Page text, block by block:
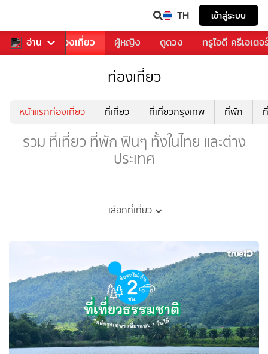
TH เข้าสู่ระบบ
อ่าน
อาหาร ท่องเที่ยว ผู้หญิง ดูดวง ทรูไอดี ครีเอเตอ
ท่องเที่ยว
หน้าแรกท่องเที่ยว ที่เที่ยว ที่เที่ยวกรุงเทพ ที่พัก
รวม ที่เที่ยว ที่พัก ฟินๆ ทั้งในไทย และต่าง
ประเทศ
เลือกที่เที่ยว